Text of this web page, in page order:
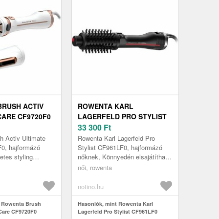
ACTIV
CF9720F0
KEFE
Activ Ultimate
hajformázó
styling
szalonból lépett
Brush
CF9720F0
ROWENTA KARL
LAGERFELD PRO STYLIST
CF961LF0 MELEGLEVEGŐS
HAJFORMÁZÓ KEFE
33 300 Ft
Rowenta Karl Lagerfeld Pro
Stylist CF961LF0, hajformázó
nőknek, Könnyedén elsajátíthatja
a professzionális hajszárítási
női, rowenta
notino.hu
Hasonlók, mint Rowenta Karl
Lagerfeld Pro Stylist CF961LF0